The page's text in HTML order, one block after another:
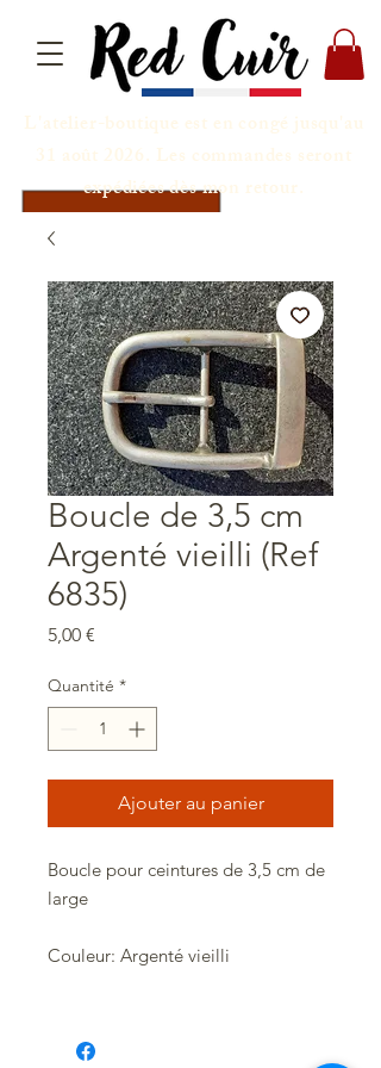
L'atelier-boutique est en congé jusqu'au
31 août 2026. Les commandes seront
expédiées dès mon retour.
Boucle de 3,5 cm
Argenté vieilli (Ref
6835)
5,00 €
Quantité *
Ajouter au panier
Boucle pour ceintures de 3,5 cm de
large
Couleur: Argenté vieilli